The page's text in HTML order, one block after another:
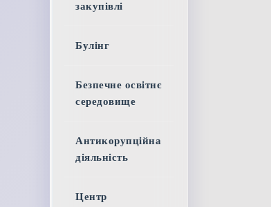
закупівлі
Булінг
Безпечне освітнє
середовище
Антикорупційна
діяльність
Центр